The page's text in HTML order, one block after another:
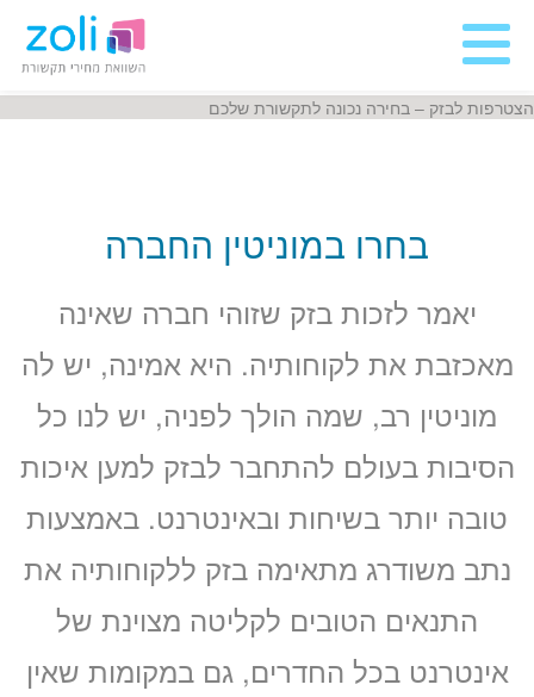
הצטרפות לבזק – בחירה נכונה לתקשורת שלכם
בחרו במוניטין החברה
יאמר לזכות בזק שזוהי חברה שאינה
מאכזבת את לקוחותיה. היא אמינה, יש לה
מוניטין רב, שמה הולך לפניה, יש לנו כל
הסיבות בעולם להתחבר לבזק למען איכות
טובה יותר בשיחות ובאינטרנט. באמצעות
נתב משודרג מתאימה בזק ללקוחותיה את
התנאים הטובים לקליטה מצוינת של
אינטרנט בכל החדרים, גם במקומות שאין